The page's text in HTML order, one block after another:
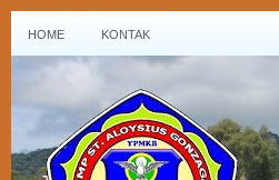
HOME KONTAK